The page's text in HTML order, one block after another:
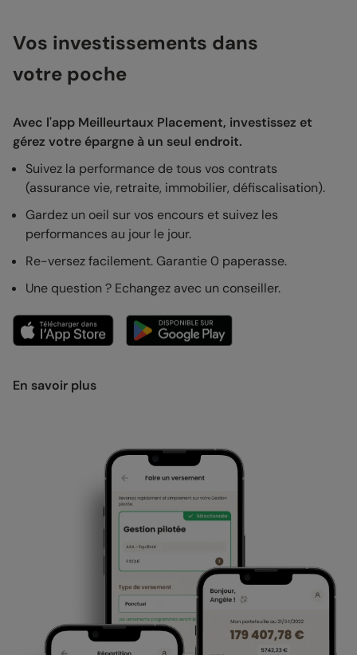
Vos investissements dans
votre poche
Avec l'app Meilleurtaux Placement, investissez et
gérez votre épargne à un seul endroit.
Suivez la performance de tous vos contrats
(assurance vie, retraite, immobilier, défiscalisation).
Gardez un oeil sur vos encours et suivez les
performances au jour le jour.
Re-versez facilement. Garantie 0 paperasse.
Une question ? Echangez avec un conseiller.
En savoir plus